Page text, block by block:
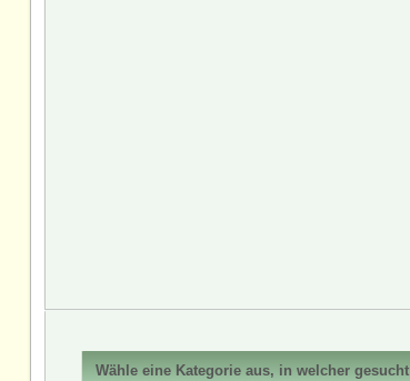
Wähle eine Kategorie aus, in welcher